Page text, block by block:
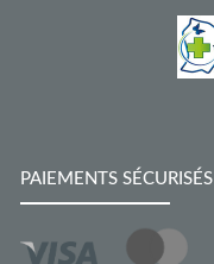
PAIEMENTS SÉCURISÉS